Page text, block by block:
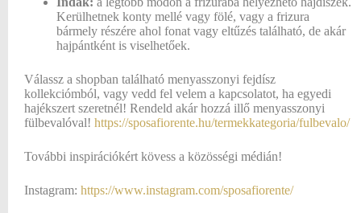
Kerülhetnek konty mellé vagy fölé, vagy a frizura
bármely részére ahol fonat vagy eltűzés található, de akár
hajpántként is viselhetőek.
Válassz a shopban található menyasszonyi fejdísz
kollekciómból, vagy vedd fel velem a kapcsolatot, ha egyedi
hajékszert szeretnél! Rendeld akár hozzá illő menyasszonyi
fülbevalóval! https://sposafiorente.hu/termekkategoria/fulbevalo/
További inspirációkért kövess a közösségi médián!
Instagram: https://www.instagram.com/sposafiorente/